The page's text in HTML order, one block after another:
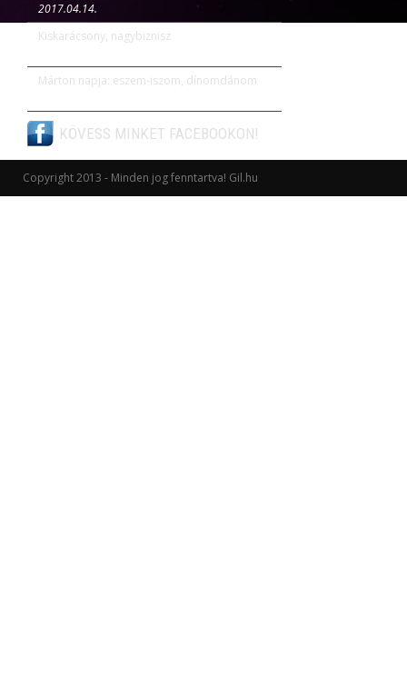
2017.04.14.
Kiskarácsony, nagybiznisz
Márton napja: eszem-iszom, dínomdánom
KÖVESS MINKET FACEBOOKON!
Copyright 2013 - Minden jog fenntartva! Gil.hu